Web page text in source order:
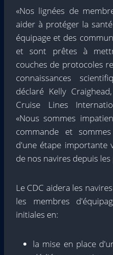
«Nos lignées de
aider à protéger la
équipage et des
et sont prêtes à
couches de protocoles
connaissances
déclaré Kelly
Cruise Lines
«Nous sommes
commande et
d'une étape importante
de nos navires depuis
Le CDC aidera les
les membres
initiales en:
la mise en place